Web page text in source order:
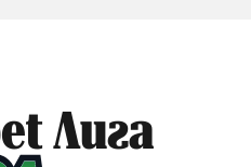
Лига